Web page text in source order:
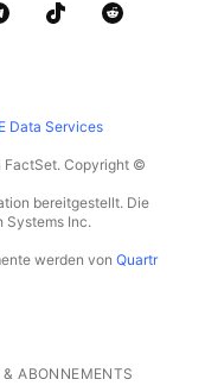
Data Services
FactSet. Copyright ©
bereitgestellt. Die
Systems Inc.
werden von Quartr
ABONNEMENTS